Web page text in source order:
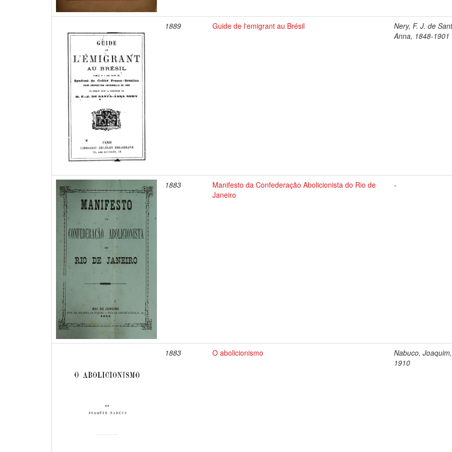
1889 Guide de l'emigrant au Brésil
Nery, F. J. de
Anna, 1848-1901
1883
Manifesto da Confederação Abolicionista do Rio de
Janeiro
-
1883 O abolicionismo
Nabuco,
1910